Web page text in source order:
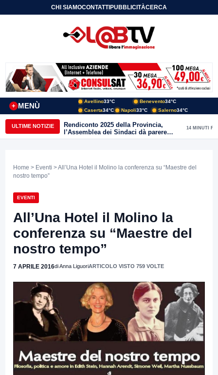
CHI SIAMOCONTATTIPUBBLICITÀCERCA
MENÙ
+
Avellino33°C Benevento34°C
Caserta34°C Napoli33°C Salerno34°C
ULTIME NOTIZIE
Rendiconto 2025 della Provincia,
l’Assemblea dei Sindaci dà parere
favorevole all’unanimità
14 MINUTI FA
Home > Eventi > All’Una Hotel il Molino la conferenza su “Maestre del
nostro tempo”
EVENTI
All’Una Hotel il Molino la
conferenza su “Maestre del
nostro tempo”
7 APRILE 2016di Anna LiguoriARTICOLO VISTO 759 VOLTE